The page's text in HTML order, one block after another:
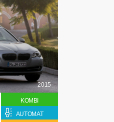
2015
KOMBI
AUTOMAT